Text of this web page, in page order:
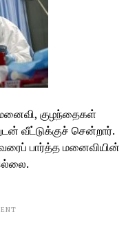
குழந்தைகள்
வீட்டுக்குச் சென்றார்.
பார்த்த மனைவியின்